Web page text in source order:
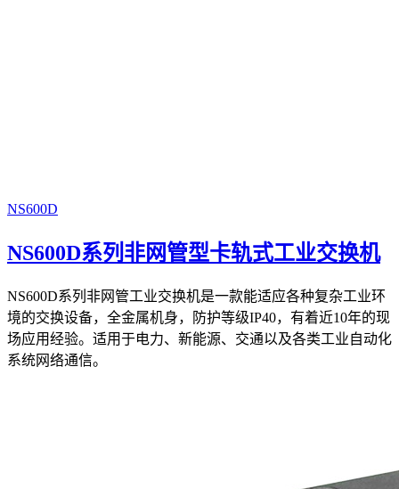
NS600D
NS600D系列非网管型卡轨式工业交换机
NS600D系列非网管工业交换机是一款能适应各种复杂工业环
境的交换设备，全金属机身，防护等级IP40，有着近10年的现
场应用经验。适用于电力、新能源、交通以及各类工业自动化
系统网络通信。